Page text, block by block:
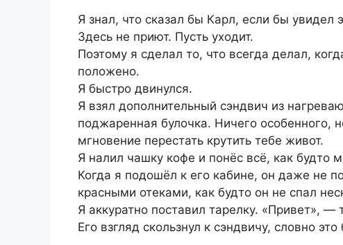
Я знал, что сказал бы Карл, если бы увидел
Здесь не приют. Пусть уходит.
Поэтому я сделал то, что всегда делал,
положено.
Я быстро двинулся.
Я взял дополнительный сэндвич из
поджаренная булочка. Ничего особенного,
мгновение перестать крутить тебе живот.
Я налил чашку кофе и понёс всё, как будто
Когда я подошёл к его кабине, он даже не
красными отеками, как будто он не спал
Я аккуратно поставил тарелку. «Привет», —
Его взгляд скользнул к сэндвичу, словно